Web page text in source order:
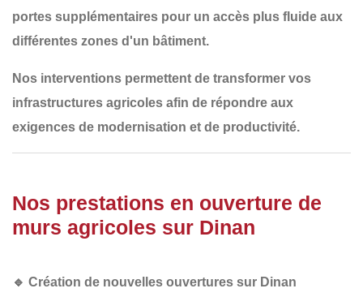
portes supplémentaires pour un accès plus fluide aux
différentes zones d'un bâtiment.
Nos interventions permettent de transformer vos
infrastructures agricoles afin de répondre aux
exigences de modernisation et de productivité.
Nos prestations en ouverture de
murs agricoles sur Dinan
🔹 Création de nouvelles ouvertures sur Dinan